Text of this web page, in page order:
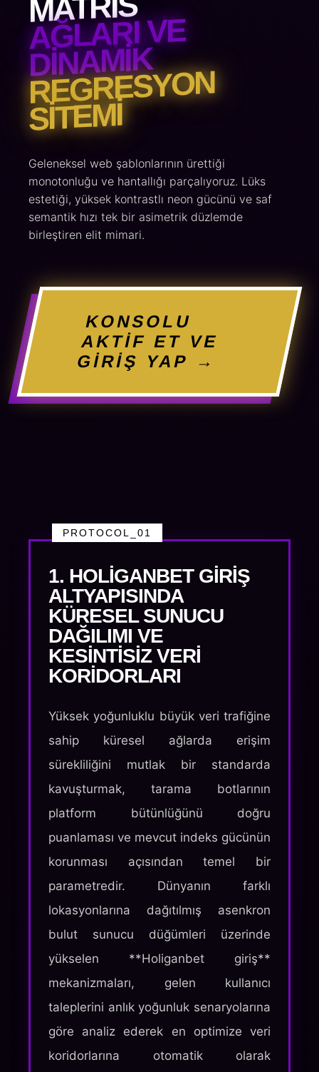
AĞLARI VE
DINAMIK
REGRESYON
SITEMI
Geleneksel web şablonlarının ürettiği
monotonluğu ve hantallığı parçalıyoruz. Lüks
estetiği, yüksek kontrastlı neon gücünü ve saf
semantik hızı tek bir asimetrik düzlemde
birleştiren elit mimari.
KONSOLU
AKTİF ET VE
GİRİŞ YAP →
PROTOCOL_01
1. HOLIGANBET GIRIŞ
ALTYAPISINDA
KÜRESEL SUNUCU
DAĞILIMI VE
KESINTISIZ VERI
KORIDORLARI
Yüksek yoğunluklu büyük veri trafiğine
sahip küresel ağlarda erişim
sürekliliğini mutlak bir standarda
kavuşturmak, tarama botlarının
platform bütünlüğünü doğru
puanlaması ve mevcut indeks gücünün
korunması açısından temel bir
parametredir. Dünyanın farklı
lokasyonlarına dağıtılmış asenkron
bulut sunucu düğümleri üzerinde
yükselen **Holiganbet giriş**
mekanizmaları, gelen kullanıcı
taleplerini anlık yoğunluk senaryolarına
göre analiz ederek en optimize veri
koridorlarına otomatik olarak